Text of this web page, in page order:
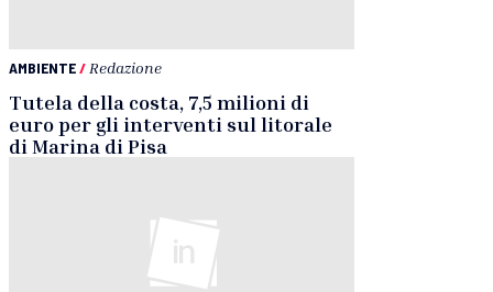
AMBIENTE/ Redazione
Tutela della costa, 7,5 milioni di
euro per gli interventi sul litorale
di Marina di Pisa